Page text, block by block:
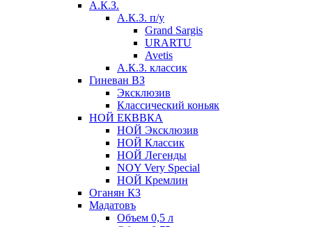
А.К.З.
А.К.З. п/у
Grand Sargis
URARTU
Avetis
А.К.З. классик
Гиневан ВЗ
Эксклюзив
Классический коньяк
НОЙ ЕКВВКА
НОЙ Эксклюзив
НОЙ Классик
НОЙ Легенды
NOY Very Speсial
НОЙ Кремлин
Оганян КЗ
Мадатовъ
Объем 0,5 л